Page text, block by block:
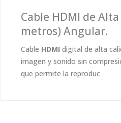
Cable HDMI de
metros) Angular.
Cable HDMI digital de alta
imagen y sonido sin
que permite la reproduc